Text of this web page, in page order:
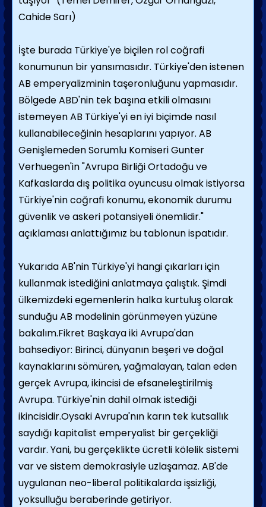
Cahide Sarı)
İşte burada Türkiye'ye biçilen rol coğrafi
konumunun bir yansımasıdır. Türkiye'den istenen
AB emperyalizminin taşeronluğunu yapmasıdır.
Bölgede ABD'nin tek başına etkili olmasını
istemeyen AB Türkiye'yi en iyi biçimde nasıl
kullanabileceğinin hesaplarını yapıyor. AB
Genişlemeden Sorumlu Komiseri Gunter
Verhuegen'in "Avrupa Birliği Ortadoğu ve
Kafkaslarda dış politika oyuncusu olmak istiyorsa
Türkiye'nin coğrafi konumu, ekonomik durumu
güvenlik ve askeri potansiyeli önemlidir."
açıklaması anlattığımız bu tablonun ispatıdır.
Yukarıda AB'nin Türkiye'yi hangi çıkarları için
kullanmak istediğini anlatmaya çalıştık. Şimdi
ülkemizdeki egemenlerin halka kurtuluş olarak
sunduğu AB modelinin görünmeyen yüzüne
bakalım.Fikret Başkaya iki Avrupa'dan
bahsediyor: Birinci, dünyanın beşeri ve doğal
kaynaklarını sömüren, yağmalayan, talan eden
gerçek Avrupa, ikincisi de efsaneleştirilmiş
Avrupa. Türkiye'nin dahil olmak istediği
ikincisidir.Oysaki Avrupa'nın karın tek kutsallık
saydığı kapitalist emperyalist bir gerçekliği
vardır. Yani, bu gerçeklikte ücretli kölelik sistemi
var ve sistem demokrasiyle uzlaşamaz. AB'de
uygulanan neo-liberal politikalarda işsizliği,
yoksulluğu beraberinde getiriyor.